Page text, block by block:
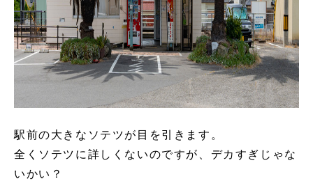
駅前の大きなソテツが目を引きます。
全くソテツに詳しくないのですが、デカすぎじゃな
いかい？